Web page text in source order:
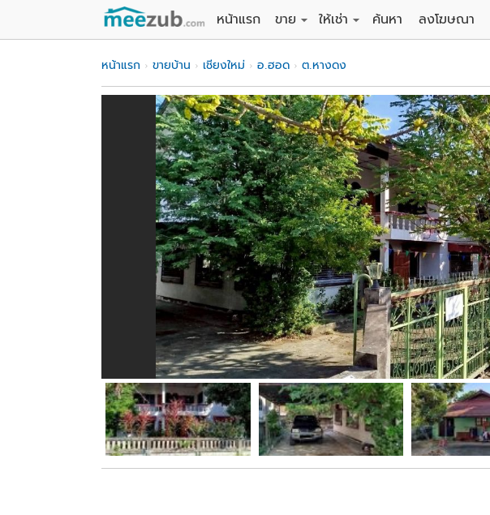
หน้าแรก
ขาย
ขายบ้าน
ขายคอนโด
ขายทาวน์เฮาส์
ขายอพาร์ทเม้นท์ / โรงแรม
ขายอาคารพาณิชย์ / สำนักงาน
ขายโรงงาน / โกดัง
ให้เช่า
ให้เช่าบ้าน
ให้เช่าคอนโด
ให้เช่าทาวน์เฮาส์
ให้เช่าอพาร์ทเม้นท์ / โรงแรม
ให้เช่าอาคารพาณิชย์ / สำนักงาน
ให้เช่าโรงงาน / โกดัง
ค้นหา ลงโฆษณา
หน้าแรก ขายบ้าน เชียงใหม่ อ.ฮอด ต.หางดง